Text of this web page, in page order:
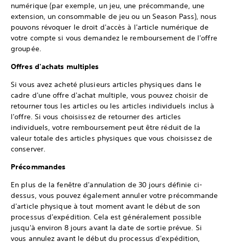
numérique (par exemple, un jeu, une précommande, une
extension, un consommable de jeu ou un Season Pass), nous
pouvons révoquer le droit d'accès à l'article numérique de
votre compte si vous demandez le remboursement de l'offre
groupée.
Offres d'achats multiples
Si vous avez acheté plusieurs articles physiques dans le
cadre d'une offre d'achat multiple, vous pouvez choisir de
retourner tous les articles ou les articles individuels inclus à
l'offre. Si vous choisissez de retourner des articles
individuels, votre remboursement peut être réduit de la
valeur totale des articles physiques que vous choisissez de
conserver.
Précommandes
En plus de la fenêtre d'annulation de 30 jours définie ci-
dessus, vous pouvez également annuler votre précommande
d'article physique à tout moment avant le début de son
processus d'expédition. Cela est généralement possible
jusqu'à environ 8 jours avant la date de sortie prévue. Si
vous annulez avant le début du processus d'expédition,